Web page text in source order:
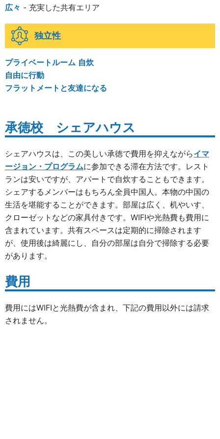
広々 - 充実した共有エリア
独立性
プライベートルーム 自炊
自由に行動
フラットメートと友達になる
承徳校 シェアハウス
シェアハウスは、この美しい承徳で費用を抑えながらイマ
ージョン・プログラムに参加できる滞在方法です。レスト
ランは安いですが、アパートで自炊することもできます。
シェアするメンバーはもちろん全員中国人。本物の中国の
生活を堪能することができます。部屋は広く、机やいす、
クローゼットなどの家具付きです。WIFIや光熱費も費用に
含まれています。共有スペースは定期的に掃除されます
が、使用後は綺麗にし、自分の部屋は自分で掃除する必要
があります。
費用
費用にはWIFIと光熱費が含まれ、下記の費用以外には請求
されません。